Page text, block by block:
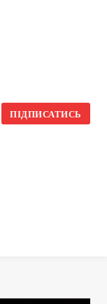
ПІДПИСАТИСЬ